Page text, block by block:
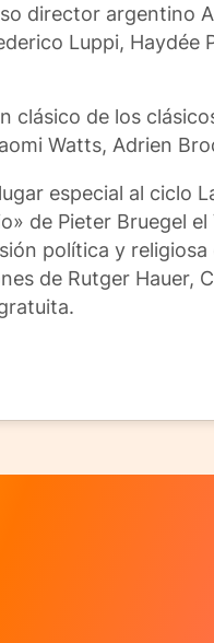
director argentino
Luppi, Haydée
clásico de los
Watts, Adrien
especial al ciclo
de Pieter Bruegel
política y
de Rutger Hauer,